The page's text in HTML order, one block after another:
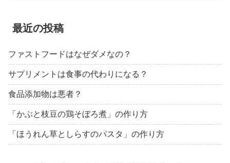
最近の投稿
ファストフードはなぜダメなの？
サプリメントは食事の代わりになる？
食品添加物は悪者？
「かぶと枝豆の鶏そぼろ煮」の作り方
「ほうれん草としらすのパスタ」の作り方